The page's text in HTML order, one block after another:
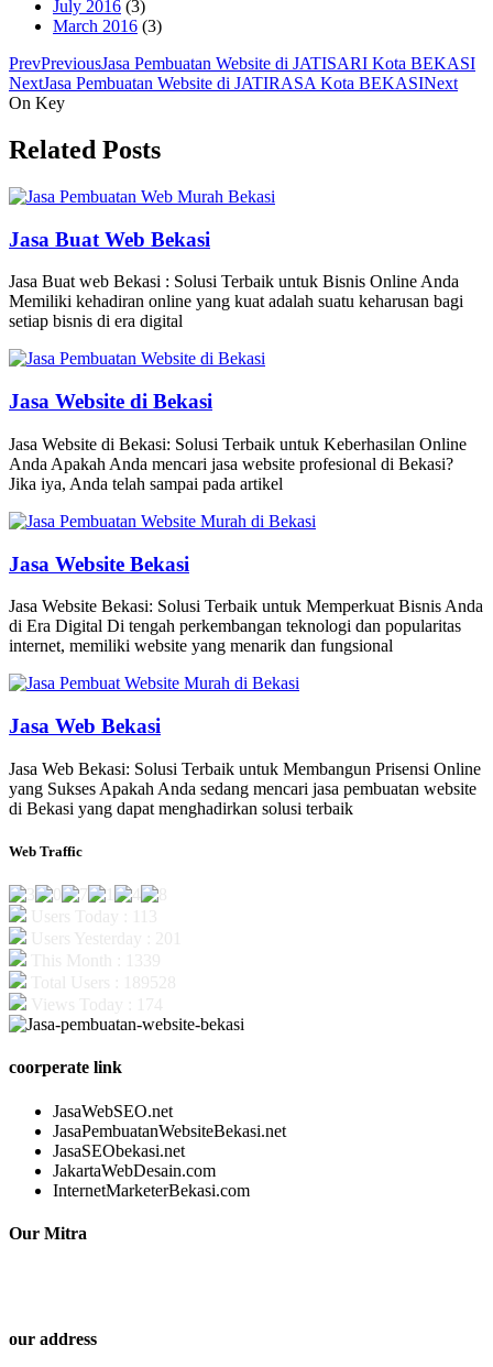
July 2016 (3)
March 2016 (3)
PrevPreviousJasa Pembuatan Website di JATISARI Kota BEKASI
NextJasa Pembuatan Website di JATIRASA Kota BEKASINext
On Key
Related Posts
Jasa Buat Web Bekasi
Jasa Buat web Bekasi : Solusi Terbaik untuk Bisnis Online Anda
Memiliki kehadiran online yang kuat adalah suatu keharusan bagi
setiap bisnis di era digital
Jasa Website di Bekasi
Jasa Website di Bekasi: Solusi Terbaik untuk Keberhasilan Online
Anda Apakah Anda mencari jasa website profesional di Bekasi?
Jika iya, Anda telah sampai pada artikel
Jasa Website Bekasi
Jasa Website Bekasi: Solusi Terbaik untuk Memperkuat Bisnis Anda
di Era Digital Di tengah perkembangan teknologi dan popularitas
internet, memiliki website yang menarik dan fungsional
Jasa Web Bekasi
Jasa Web Bekasi: Solusi Terbaik untuk Membangun Prisensi Online
yang Sukses Apakah Anda sedang mencari jasa pembuatan website
di Bekasi yang dapat menghadirkan solusi terbaik
Web Traffic
coorperate link
JasaWebSEO.net
JasaPembuatanWebsiteBekasi.net
JasaSEObekasi.net
JakartaWebDesain.com
InternetMarketerBekasi.com
Our Mitra
our address